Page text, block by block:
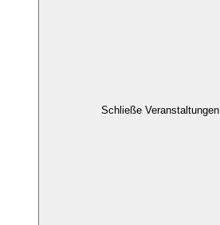
Schließe Veranstaltungen